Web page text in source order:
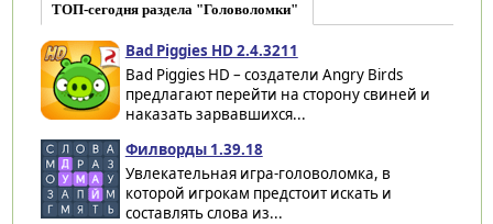
ТОП-сегодня раздела "Головоломки"
Bad Piggies HD 2.4.3211
Bad Piggies HD – создатели Angry Birds
предлагают перейти на сторону свиней и
наказать зарвавшихся...
Филворды 1.39.18
Увлекательная игра-головоломка, в
которой игрокам предстоит искать и
составлять слова из...